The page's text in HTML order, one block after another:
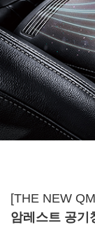
[THE NEW
암레스트 공기